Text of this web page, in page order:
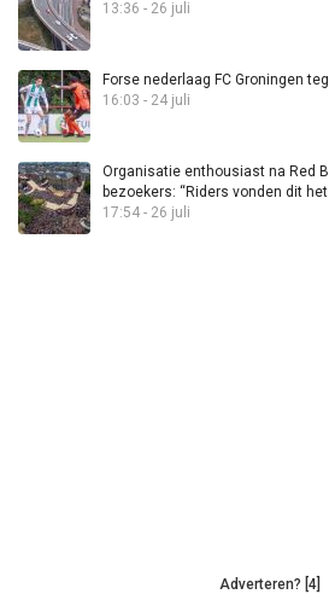
13:36 - 26 juli
Forse nederlaag FC Groningen
16:03 - 24 juli
Organisatie enthousiast na Red
bezoekers: “Riders vonden dit
17:54 - 26 juli
Adverteren? [4]